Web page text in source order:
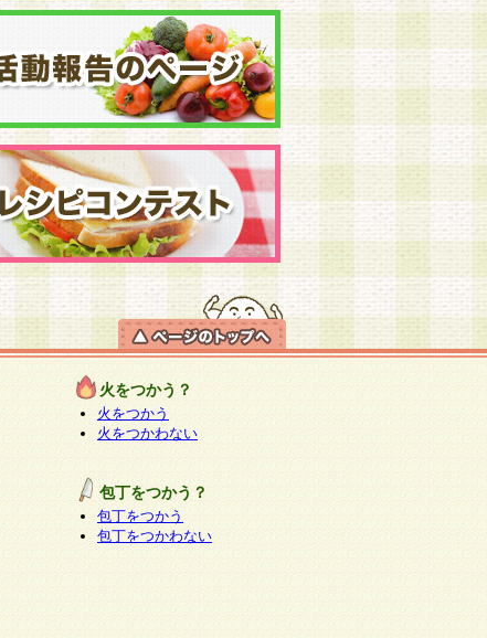
火をつかう？
火をつかう
火をつかわない
包丁をつかう？
包丁をつかう
包丁をつかわない